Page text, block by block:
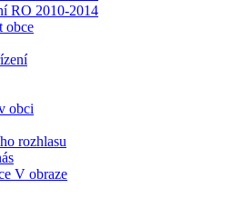
RO 2010-2014
obce
obci
rozhlasu
V obraze